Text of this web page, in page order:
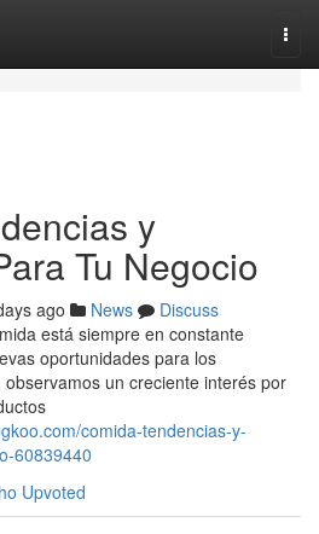
y
Tu Negocio
ago News
Discuss
está siempre en constante
oportunidades para los
un creciente interés por
comida-tendencias-y-
60839440
Upvoted